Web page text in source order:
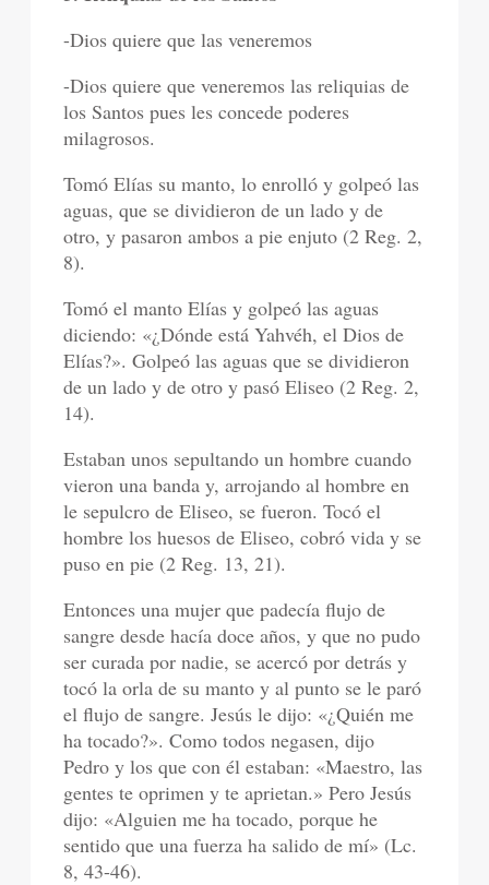
-Dios quiere que las veneremos
-Dios quiere que veneremos las reliquias de
los Santos pues les concede poderes
milagrosos.
Tomó Elías su manto, lo enrolló y golpeó las
aguas, que se dividieron de un lado y de
otro, y pasaron ambos a pie enjuto (2 Reg. 2,
8).
Tomó el manto Elías y golpeó las aguas
diciendo: «¿Dónde está Yahvéh, el Dios de
Elías?». Golpeó las aguas que se dividieron
de un lado y de otro y pasó Eliseo (2 Reg. 2,
14).
Estaban unos sepultando un hombre cuando
vieron una banda y, arrojando al hombre en
le sepulcro de Eliseo, se fueron. Tocó el
hombre los huesos de Eliseo, cobró vida y se
puso en pie (2 Reg. 13, 21).
Entonces una mujer que padecía flujo de
sangre desde hacía doce años, y que no pudo
ser curada por nadie, se acercó por detrás y
tocó la orla de su manto y al punto se le paró
el flujo de sangre. Jesús le dijo: «¿Quién me
ha tocado?». Como todos negasen, dijo
Pedro y los que con él estaban: «Maestro, las
gentes te oprimen y te aprietan.» Pero Jesús
dijo: «Alguien me ha tocado, porque he
sentido que una fuerza ha salido de mí» (Lc.
8, 43-46).